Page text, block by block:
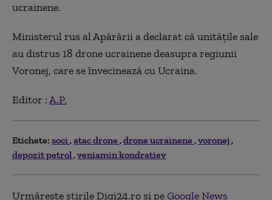
ucrainene.
Ministerul rus al Apărării a declarat că unităţile sale
au distrus 18 drone ucrainene deasupra regiunii
Voronej, care se învecinează cu Ucraina.
Editor :A.P.
Etichete: soci atac drone drone ucrainene voronej
depozit petrol veniamin kondratiev
Urmărește știrile Digi24.ro și peGoogle News